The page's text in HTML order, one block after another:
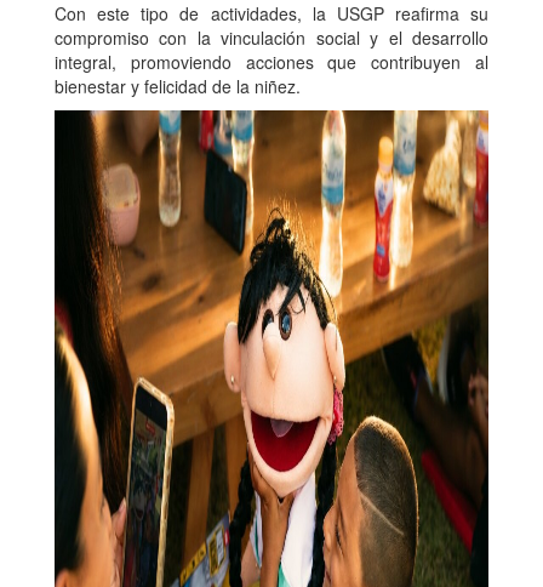
Con este tipo de actividades, la USGP reafirma su
compromiso con la vinculación social y el desarrollo
integral, promoviendo acciones que contribuyen al
bienestar y felicidad de la niñez.